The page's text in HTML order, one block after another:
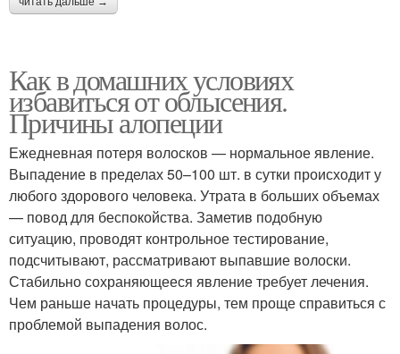
Как в домашних условиях
избавиться от облысения.
Причины алопеции
Ежедневная потеря волосков — нормальное явление.
Выпадение в пределах 50–100 шт. в сутки происходит у
любого здорового человека. Утрата в больших объемах
— повод для беспокойства. Заметив подобную
ситуацию, проводят контрольное тестирование,
подсчитывают, рассматривают выпавшие волоски.
Стабильно сохраняющееся явление требует лечения.
Чем раньше начать процедуры, тем проще справиться с
проблемой выпадения волос.